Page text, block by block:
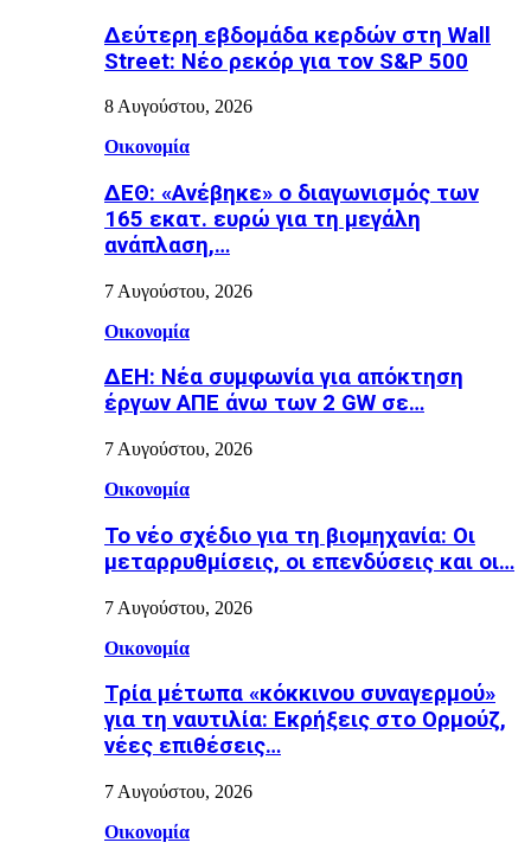
Δεύτερη εβδομάδα κερδών στη Wall
Street: Νέο ρεκόρ για τον S&P 500
8 Αυγούστου, 2026
Οικονομία
ΔΕΘ: «Ανέβηκε» ο διαγωνισμός των
165 εκατ. ευρώ για τη μεγάλη
ανάπλαση,…
7 Αυγούστου, 2026
Οικονομία
ΔΕΗ: Νέα συμφωνία για απόκτηση
έργων ΑΠΕ άνω των 2 GW σε…
7 Αυγούστου, 2026
Οικονομία
Το νέο σχέδιο για τη βιομηχανία: Οι
μεταρρυθμίσεις, οι επενδύσεις και οι…
7 Αυγούστου, 2026
Οικονομία
Τρία μέτωπα «κόκκινου συναγερμού»
για τη ναυτιλία: Εκρήξεις στο Ορμούζ,
νέες επιθέσεις…
7 Αυγούστου, 2026
Οικονομία